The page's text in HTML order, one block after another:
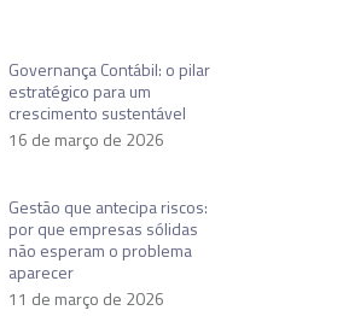
Governança Contábil: o pilar
estratégico para um
crescimento sustentável
16 de março de 2026
Gestão que antecipa riscos:
por que empresas sólidas
não esperam o problema
aparecer
11 de março de 2026